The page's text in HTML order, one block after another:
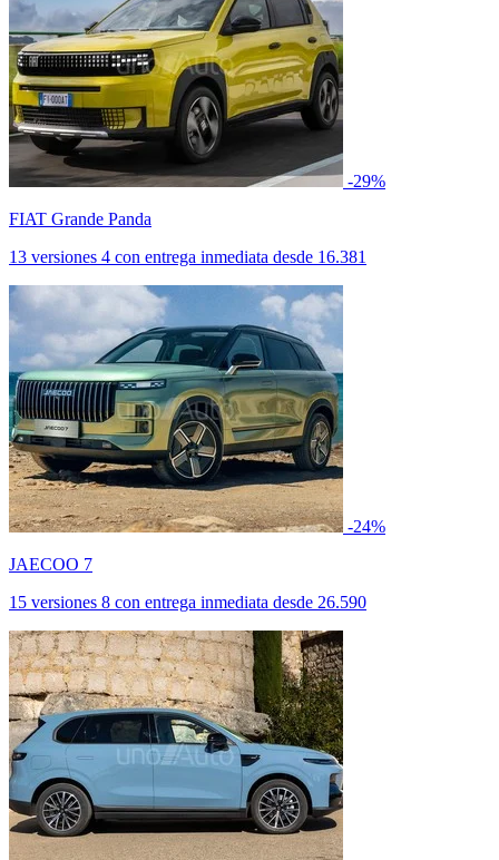
-29%
FIAT Grande Panda
13 versiones 4 con entrega inmediata desde 16.381
-24%
JAECOO 7
15 versiones 8 con entrega inmediata desde 26.590